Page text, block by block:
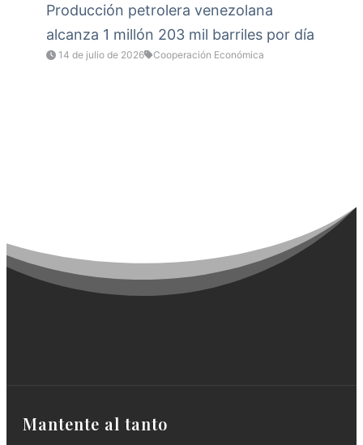
Producción petrolera venezolana
alcanza 1 millón 203 mil barriles por día
14 de julio de 2026 Cooperación Económica
Mantente al tanto